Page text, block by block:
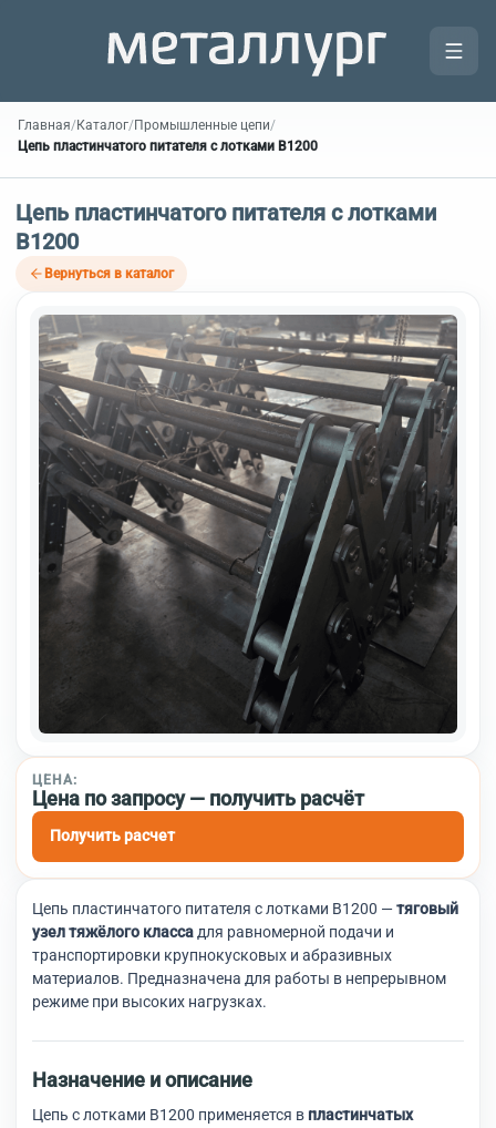
Главная/Каталог/Промышленные цепи/
Цепь пластинчатого питателя с лотками В1200
Цепь пластинчатого питателя с лотками
В1200
Вернуться в каталог
ЦЕНА:
Цена по запросу — получить расчёт
Получить расчет
Цепь пластинчатого питателя с лотками В1200 —тяговый
узел тяжёлого класса для равномерной подачи и
транспортировки крупнокусковых и абразивных
материалов. Предназначена для работы в непрерывном
режиме при высоких нагрузках.
Назначение и описание
Цепь с лотками В1200 применяется в пластинчатых